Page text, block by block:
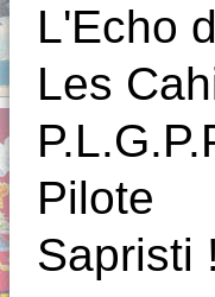
L'Echo
Les
Pilote
Sapristi !